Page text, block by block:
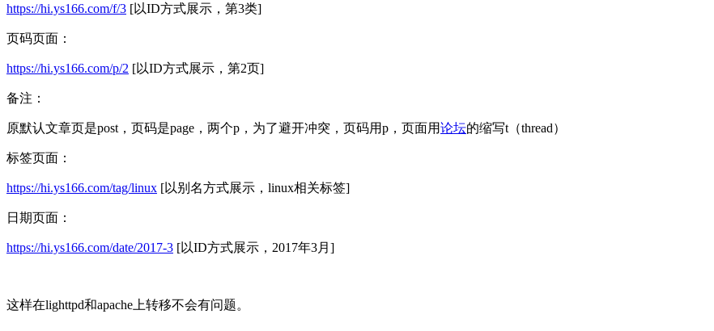
https://hi.ys166.com/f/3 [以ID方式展示，第3类]
页码页面：
https://hi.ys166.com/p/2 [以ID方式展示，第2页]
备注：
原默认文章页是post，页码是page，两个p，为了避开冲突，页码用p，页面用论坛的缩写t（thread）
标签页面：
https://hi.ys166.com/tag/linux [以别名方式展示，linux相关标签]
日期页面：
https://hi.ys166.com/date/2017-3 [以ID方式展示，2017年3月]
这样在lighttpd和apache上转移不会有问题。